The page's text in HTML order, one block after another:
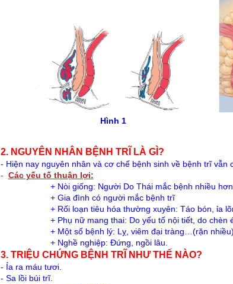
Hình 1
2. NGUYÊN NHÂN BỆNH TRĨ LÀ GÌ?
- Hiện nay nguyên nhân và cơ chế bệnh sinh về bệnh trĩ vẫn
- Các yếu tố thuận lợi:
+ Nòi giống: Người Do Thái mắc bệnh nhiều hơn
+ Gia đình có người mắc bệnh trĩ
+ Rối loạn tiêu hóa thường xuyên: Táo bón, ỉa
+ Phụ nữ mang thai: Do yếu tố nội tiết, do chèn
+ Một số bệnh lý: Lỵ, viêm đại tràng…(rặn nhiều).
+ Nghề nghiệp: Đứng, ngồi lâu.
3. TRIỆU CHỨNG BỆNH TRĨ NHƯ THẾ NÀO?
- Ỉa ra máu tươi.
- Sa lồi búi trĩ.